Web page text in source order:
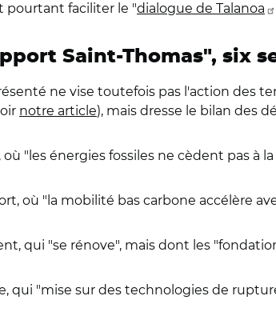
pourtant faciliter le "dialogue de Talanoa
Saint-Thomas", six
ne vise toutefois pas l'action des
notre article), mais dresse le bilan des
où "les énergies fossiles ne cèdent pas à
où "la mobilité bas carbone accélère
qui "se rénove", mais dont les
qui "mise sur des technologies de